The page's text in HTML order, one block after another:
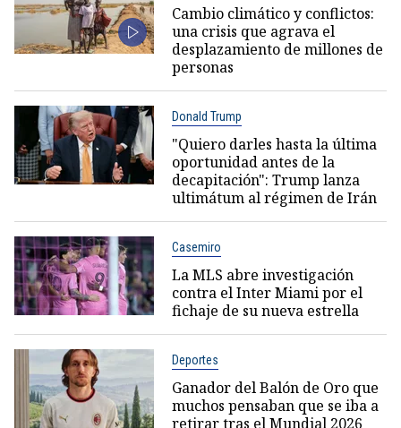
Cambio climático y conflictos:
una crisis que agrava el
desplazamiento de millones de
personas
Donald Trump
"Quiero darles hasta la última
oportunidad antes de la
decapitación": Trump lanza
ultimátum al régimen de Irán
Casemiro
La MLS abre investigación
contra el Inter Miami por el
fichaje de su nueva estrella
Deportes
Ganador del Balón de Oro que
muchos pensaban que se iba a
retirar tras el Mundial 2026